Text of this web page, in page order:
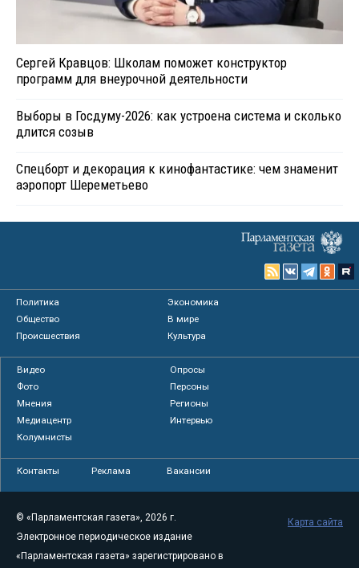
Сергей Кравцов: Школам поможет конструктор
программ для внеурочной деятельности
Выборы в Госдуму-2026: как устроена система и сколько
длится созыв
Спецборт и декорация к кинофантастике: чем знаменит
аэропорт Шереметьево
Политика
Экономика
Общество
В мире
Происшествия
Культура
Видео
Опросы
Фото
Персоны
Мнения
Регионы
Медиацентр
Интервью
Колумнисты
Контакты Реклама Вакансии
© «Парламентская газета», 2026 г.
Электронное периодическое издание
«Парламентская газета» зарегистрировано в
Карта сайта